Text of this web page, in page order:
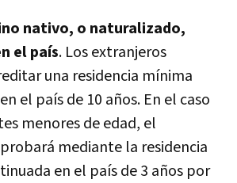
nativo, o naturalizado,
el país. Los extranjeros
una residencia mínima
el país de 10 años. En el caso
menores de edad, el
mediante la residencia
en el país de 3 años por